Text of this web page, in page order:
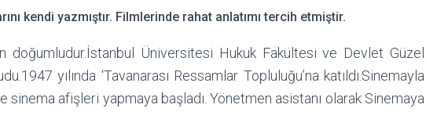
kendi yazmıştır. Filmlerinde rahat anlatımı tercih etmiştir.
doğumludur.İstanbul Üniversitesi Hukuk Fakültesi ve Devlet Güzel
yılında ‘Tavanarası Ressamlar Topluluğu’na katıldı.Sinemayla
sinema afişleri yapmaya başladı. Yönetmen asistanı olarak Sinemaya